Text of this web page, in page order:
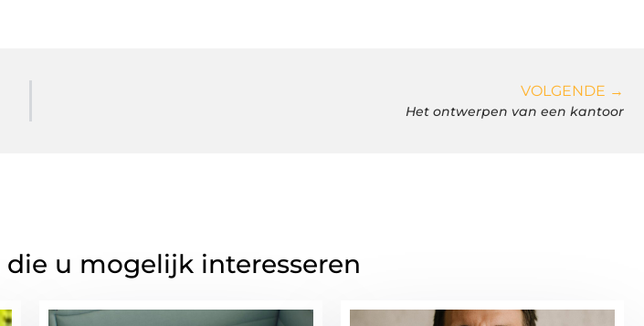
VOLGENDE →
Het ontwerpen van een kantoor
die u mogelijk interesseren